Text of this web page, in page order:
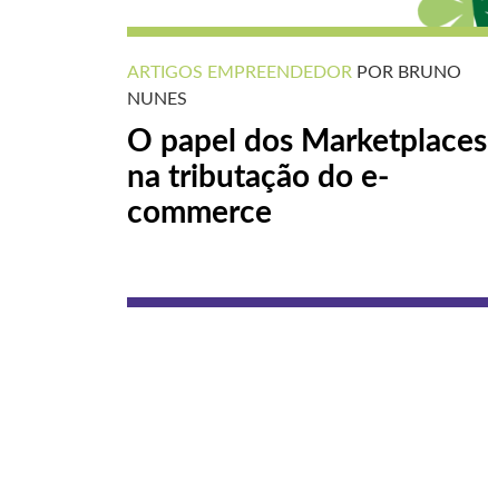
ARTIGOS EMPREENDEDOR POR BRUNO
NUNES
O papel dos Marketplaces
na tributação do e-
commerce